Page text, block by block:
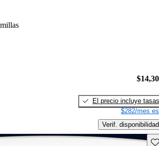
El precio incluye tasas
$282/mes
Verif. disponibilidad